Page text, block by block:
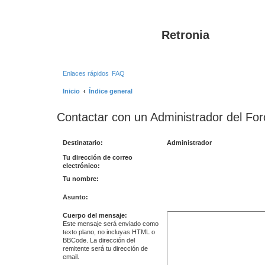
Retronia
Enlaces rápidos FAQ
Inicio Índice general
Contactar con un Administrador del
Destinatario: Administrador
Tu dirección de correo
electrónico:
Tu nombre:
Asunto:
Cuerpo del mensaje:
Este mensaje será enviado como
texto plano, no incluyas HTML o
BBCode. La dirección del
remitente será tu dirección de
email.